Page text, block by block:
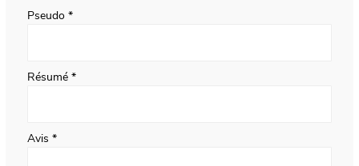
Pseudo
Résumé
Avis